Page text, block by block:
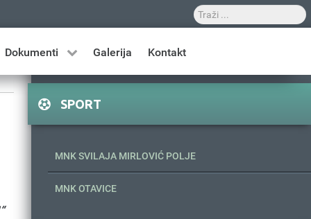
Dokumenti Galerija Kontakt
SPORT
MNK SVILAJA MIRLOVIĆ POLJE
MNK OTAVICE